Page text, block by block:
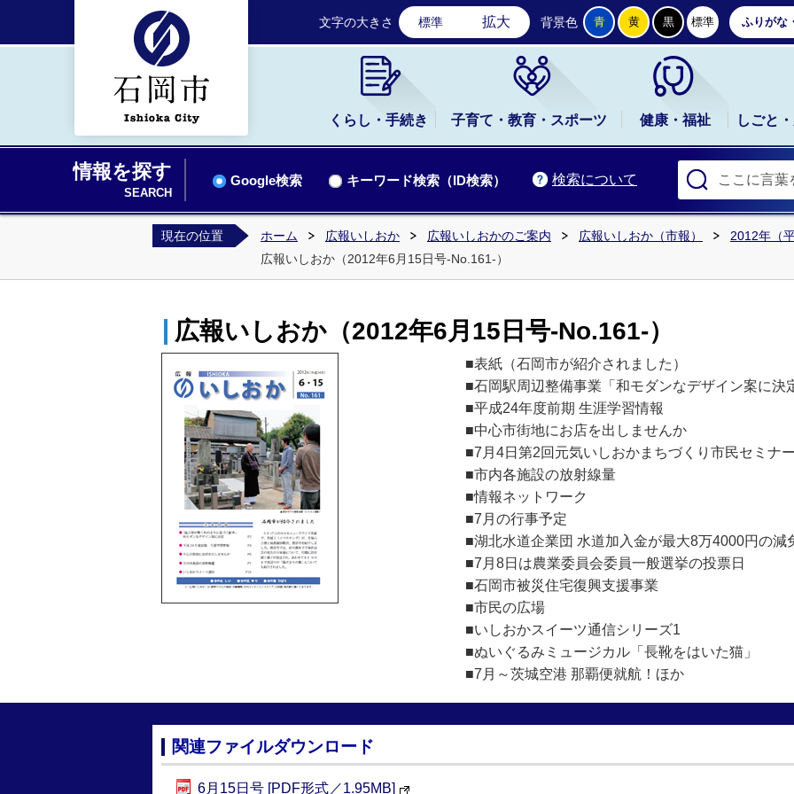
石岡市公式ホームページ
文字の大きさ 標準 拡大 背景色 青 黄 黒 標準 ふりがな
くらし・手続き 子育て・教育・スポーツ 健康・福祉 しごと
情報を探す
SEARCH
検索について
Google検索 キーワード検索（ID検索）
現在の位置 ホーム 広報いしおか 広報いしおかのご案内 広報いしおか（市報）
2012年（
広報いしおか（2012年6月15日号-No.161-）
広報いしおか（2012年6月15日号-No.161-）
■表紙（石岡市が紹介されました）
■石岡駅周辺整備事業「和モダンなデザイン案に決
■平成24年度前期 生涯学習情報
■中心市街地にお店を出しませんか
■7月4日第2回元気いしおかまちづくり市民セミナ
■市内各施設の放射線量
■情報ネットワーク
■7月の行事予定
■湖北水道企業団 水道加入金が最大8万4000円の減
■7月8日は農業委員会委員一般選挙の投票日
■石岡市被災住宅復興支援事業
■市民の広場
■いしおかスイーツ通信シリーズ1
■ぬいぐるみミュージカル「長靴をはいた猫」
■7月～茨城空港 那覇便就航！ほか
関連ファイルダウンロード
6月15日号 [PDF形式／1.95MB]